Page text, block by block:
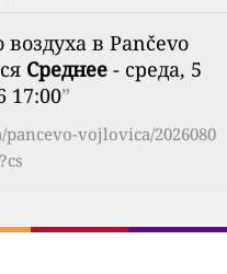
воздуха в Pančevo
Среднее - среда, 5
17:00”
vojlovica/2026080